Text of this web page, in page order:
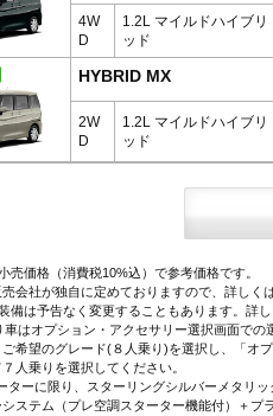
4W
D
1.2L マイルドハイブリ
ッド
HYBRID MX
2W
D
1.2L マイルドハイブリ
ッド
売価格（消費税10%込）で参考価格です。
会社が独自に定めておりますので、詳しく
備は予告なく変更することもあります。詳
車はオプション・アクセサリー選択画面での
希望のグレード(８人乗り)を選択し、「オ
人乗りを選択してください。
ターに限り、スターリングシルバーメタリ
ステム（プレ空調スターター機能付）＋プ